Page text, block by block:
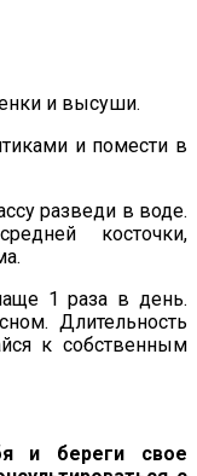
и высуши.
и помести в
разведи в воде.
косточки,
1 раза в день.
Длительность
к собственным
и береги свое